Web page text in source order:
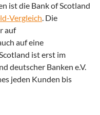
ist die Bank of Scotland
Vergleich. Die
auf
auf eine
ist erst im
deutscher Banken e.V.
jeden Kunden bis